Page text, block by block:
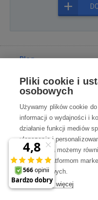
Blog
Poradnia
Wszystko o zakupach
Kontakt
Skontaktuj się z Nami
Pliki cookie i
osobowych
Używamy plików cookie
informacji o wydajności i
działanie funkcji mediów
ulepszania i
użytkownika możemy
osobowe platformom
marketingowych.
Dowiedz się więcej